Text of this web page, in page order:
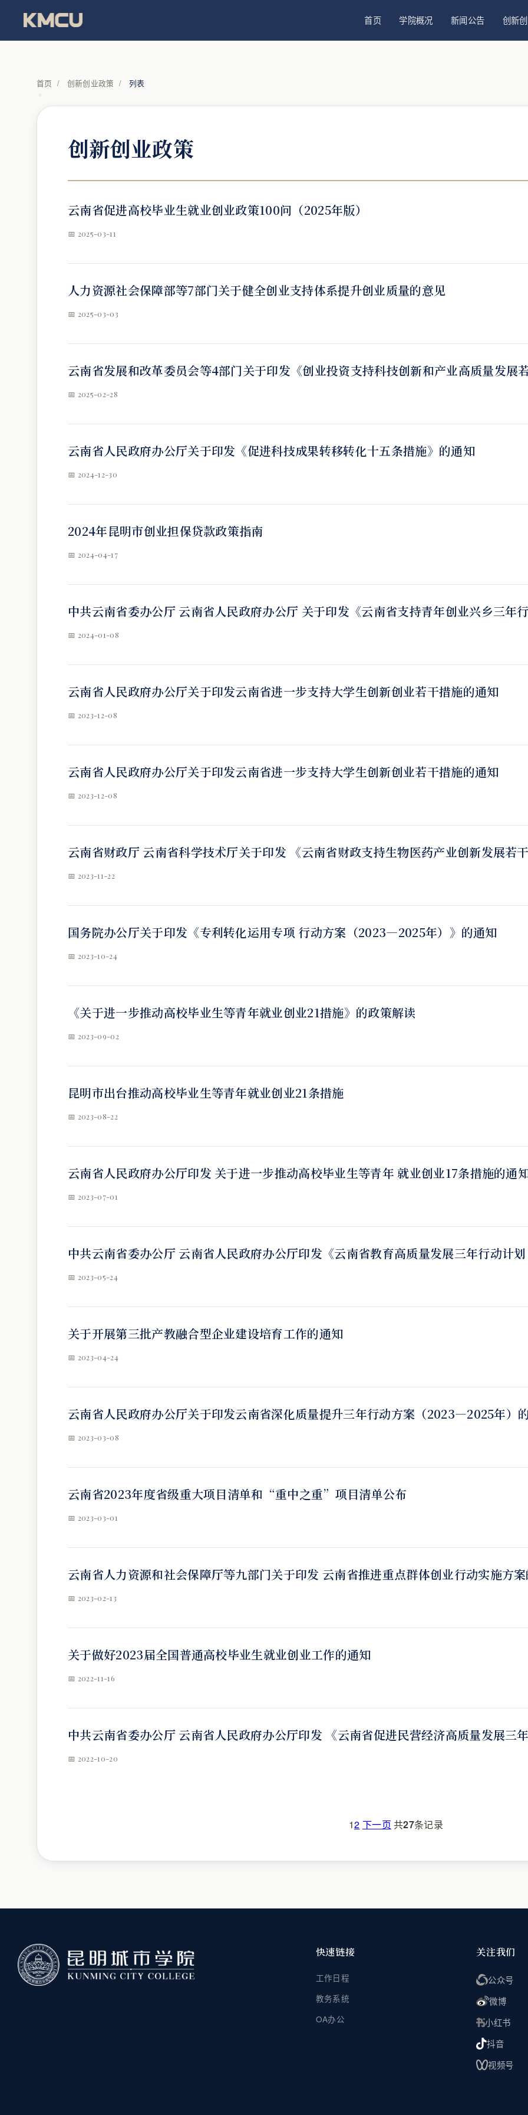
首页 学院概况 新闻公告 创新
首页 / 创新创业政策 / 列表
创新创业政策
云南省促进高校毕业生就业创业政策100问（2025年版）
📅 2025-03-11
人力资源社会保障部等7部门关于健全创业支持体系提升创业质量的意见
📅 2025-03-03
云南省发展和改革委员会等4部门关于印发《创业投资支持科技创新和产业高质量发展
📅 2025-02-28
云南省人民政府办公厅关于印发《促进科技成果转移转化十五条措施》的通知
📅 2024-12-30
2024年昆明市创业担保贷款政策指南
📅 2024-04-17
中共云南省委办公厅 云南省人民政府办公厅 关于印发《云南省支持青年创业兴乡三
📅 2024-01-08
云南省人民政府办公厅关于印发云南省进一步支持大学生创新创业若干措施的通知
📅 2023-12-08
云南省人民政府办公厅关于印发云南省进一步支持大学生创新创业若干措施的通知
📅 2023-12-08
云南省财政厅 云南省科学技术厅关于印发 《云南省财政支持生物医药产业创新发展若
📅 2023-11-22
国务院办公厅关于印发《专利转化运用专项 行动方案（2023—2025年）》的通知
📅 2023-10-24
《关于进一步推动高校毕业生等青年就业创业21措施》的政策解读
📅 2023-09-02
昆明市出台推动高校毕业生等青年就业创业21条措施
📅 2023-08-22
云南省人民政府办公厅印发 关于进一步推动高校毕业生等青年 就业创业17条措施的通
📅 2023-07-01
中共云南省委办公厅 云南省人民政府办公厅印发《云南省教育高质量发展三年行动计
📅 2023-05-24
关于开展第三批产教融合型企业建设培育工作的通知
📅 2023-04-24
云南省人民政府办公厅关于印发云南省深化质量提升三年行动方案（2023—2025年）
📅 2023-03-08
云南省2023年度省级重大项目清单和“重中之重”项目清单公布
📅 2023-03-01
云南省人力资源和社会保障厅等九部门关于印发 云南省推进重点群体创业行动实施方
📅 2023-02-13
关于做好2023届全国普通高校毕业生就业创业工作的通知
📅 2022-11-16
中共云南省委办公厅 云南省人民政府办公厅印发 《云南省促进民营经济高质量发展三
📅 2022-10-20
12 下一页 共27条记录
快速链接
工作日程
教务系统
OA办公
关注我们
公众号
微博
小红书
抖音
视频号